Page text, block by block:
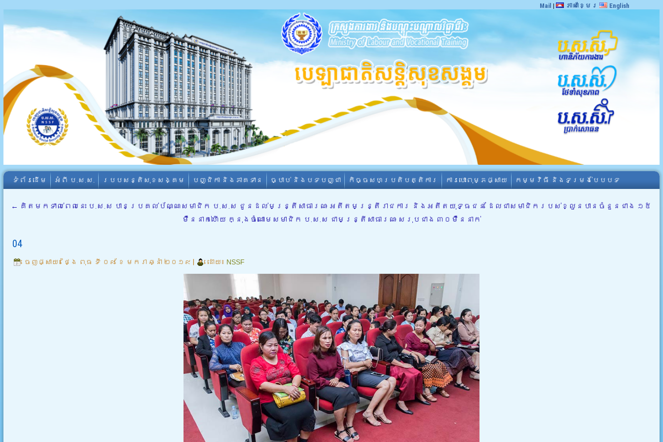
Mail | ភាសាខ្មែរ English
ទំព័រដើម អំពី​ ប.ស.ស. របបសន្តិសុខសង្គម បញ្ជិកា និងភាគទាន ច្បាប់ និងបទបញ្ជា កិច្ចសហប្រតិបត្តិការ ការបោះពុម្ភផ្សាយ កម្មវិធី និងទម្រង់បែបបទ
← គិតមកទាល់ពេលនេះ ប.ស.ស បានប្រគល់ប័ណ្ណសមាជិក ប.ស.ស ជូនដល់មន្រ្តីសាធារណៈ អតីតមន្រ្តីរាជការ និងអតីតយុទ្ធជន ដែលជាសមាជិករបស់ខ្លួនបានចំនួនជាង ១៥
ម៉ឺននាក់ហើយ ក្នុងចំណោមសមាជិក ប.ស.ស ជាមន្រ្តីសាធារណៈ សរុបជាង ៣០ម៉ឺននាក់
04
ចេញផ្សាយ៖ ថ្ងៃ ពុធ ទី ០៩ ខែ មករា ឆ្នាំ ២០១៩ ដោយ៖ NSSF